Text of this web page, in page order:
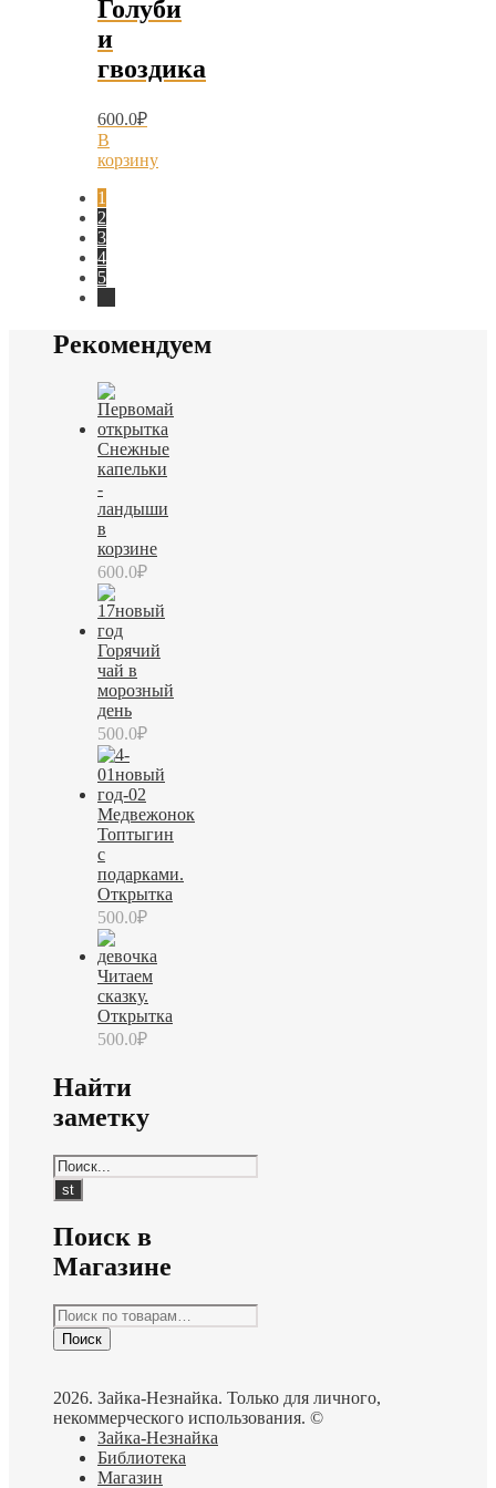
Голуби
и
гвоздика
600.0₽
В
корзину
1
2
3
4
5
Рекомендуем
Снежные
капельки
-
ландыши
в
корзине
600.0₽
Горячий
чай в
морозный
день
500.0₽
Медвежонок
Топтыгин
с
подарками.
Открытка
500.0₽
Читаем
сказку.
Открытка
500.0₽
Найти
заметку
Поиск в
Магазине
Искать:
Поиск
2026. Зайка-Незнайка. Только для личного,
некоммерческого использования. ©
Зайка-Незнайка
Библиотека
Магазин